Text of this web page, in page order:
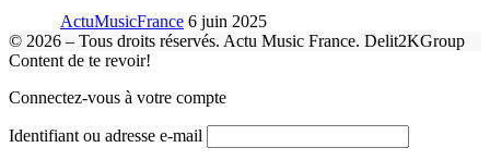
ActuMusicFrance 6 juin 2025
© 2026 – Tous droits réservés. Actu Music France. Delit2KGroup
Content de te revoir!
Connectez-vous à votre compte
Identifiant ou adresse e-mail